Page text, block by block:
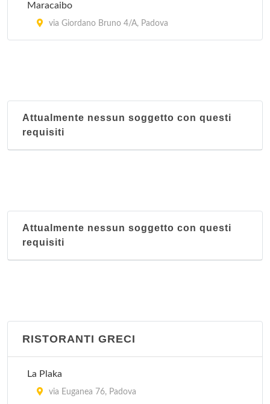
Maracaibo
via Giordano Bruno 4/A, Padova
Attualmente nessun soggetto con questi
requisiti
Attualmente nessun soggetto con questi
requisiti
RISTORANTI GRECI
La Plaka
via Euganea 76, Padova